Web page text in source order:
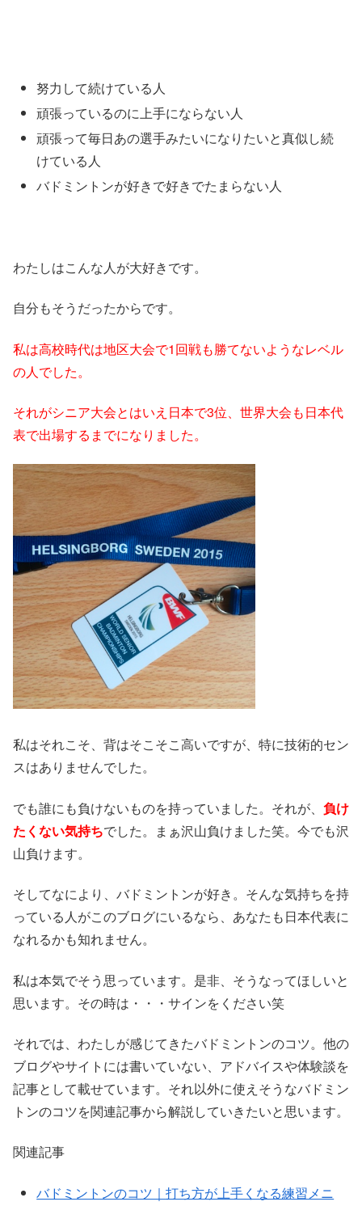
努力して続けている人
頑張っているのに上手にならない人
頑張って毎日あの選手みたいになりたいと真似し続
けている人
バドミントンが好きで好きでたまらない人
わたしはこんな人が大好きです。
自分もそうだったからです。
私は高校時代は地区大会で1回戦も勝てないようなレベル
の人でした。
それがシニア大会とはいえ日本で3位、世界大会も日本代
表で出場するまでになりました。
私はそれこそ、背はそこそこ高いですが、特に技術的セン
スはありませんでした。
でも誰にも負けないものを持っていました。それが、 負け
たくない気持ちでした。まぁ沢山負けました笑。今でも沢
山負けます。
そしてなにより、バドミントンが好き。そんな気持ちを持
っている人がこのブログにいるなら、あなたも日本代表に
なれるかも知れません。
私は本気でそう思っています。是非、そうなってほしいと
思います。その時は・・・サインをください笑
それでは、わたしが感じてきたバドミントンのコツ。他の
ブログやサイトには書いていない、アドバイスや体験談を
記事として載せています。それ以外に使えそうなバドミン
トンのコツを関連記事から解説していきたいと思います。
関連記事
バドミントンのコツ｜打ち方が上手くなる練習メニ